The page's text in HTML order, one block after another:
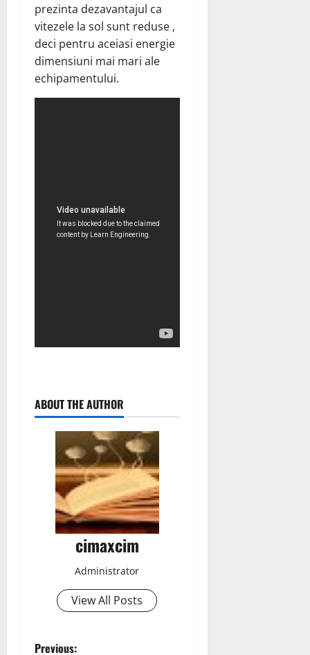
prezinta dezavantajul ca
vitezele la sol sunt reduse ,
deci pentru aceiasi energie
dimensiuni mai mari ale
echipamentului.
ABOUT THE AUTHOR
cimaxcim
Administrator
View All Posts
Previous: